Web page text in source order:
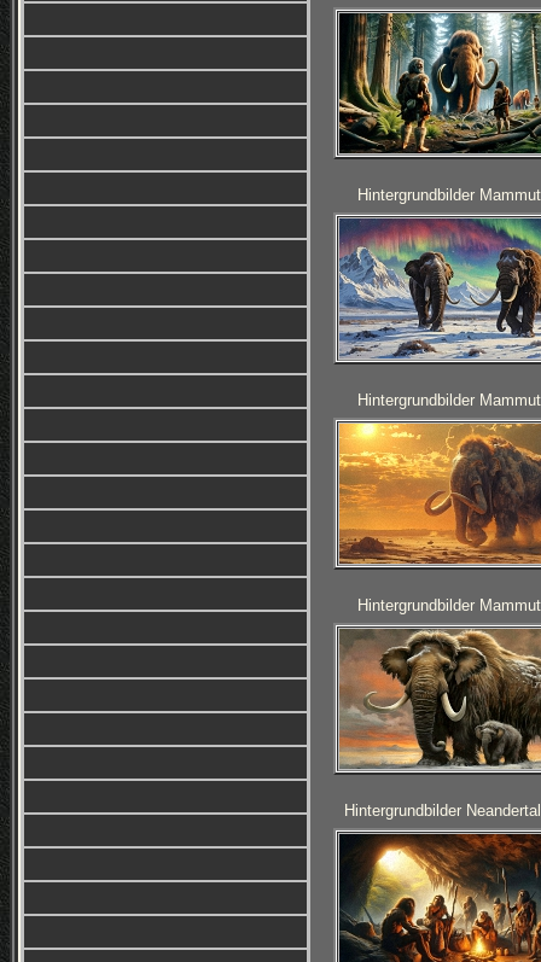
Hintergrundbilder
Hintergrundbilder
Hintergrundbilder
Hintergrundbilder